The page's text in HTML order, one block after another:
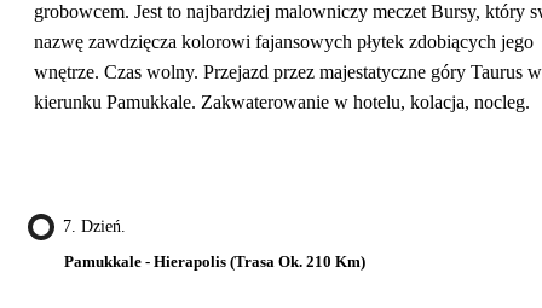
grobowcem. Jest to najbardziej malowniczy meczet Bursy, który
nazwę zawdzięcza kolorowi fajansowych płytek zdobiących jego
wnętrze. Czas wolny. Przejazd przez majestatyczne góry Taurus w
kierunku Pamukkale. Zakwaterowanie w hotelu, kolacja, nocleg.
7. Dzień.
Pamukkale - Hierapolis (trasa Ok. 210 Km)